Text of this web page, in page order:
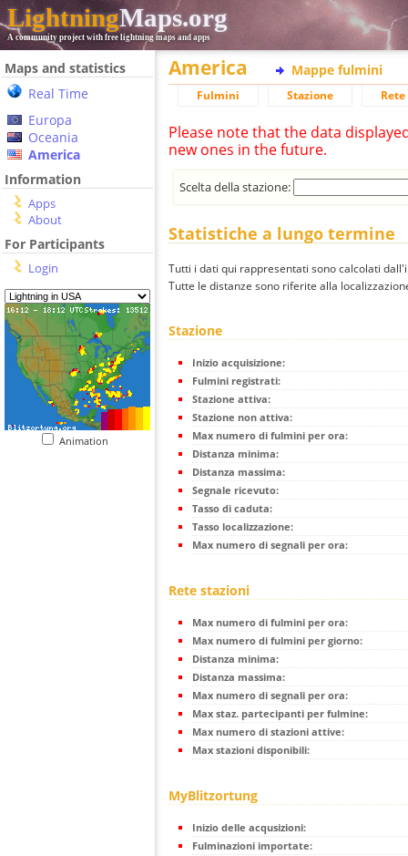
LightningMaps.org
A community project with free lightning maps and apps
Maps and statistics
Real Time
Europa
Oceania
America
Information
Apps
About
For Participants
Login
Animation
America Mappe fulmini
Fulmini Stazione
Please note that the data
new ones in the future.
Scelta della stazione:
Statistiche a lungo termine
Tutti i dati qui rappresentati sono calcolati
Tutte le distanze sono riferite alla
Stazione
Inizio acquisizione:
Fulmini registrati:
Stazione attiva:
Stazione non attiva:
Max numero di fulmini per ora:
Distanza minima:
Distanza massima:
Segnale ricevuto:
Tasso di caduta:
Tasso localizzazione:
Max numero di segnali per ora:
Rete stazioni
Max numero di fulmini per ora:
Max numero di fulmini per giorno:
Distanza minima:
Distanza massima:
Max numero di segnali per ora:
Max staz. partecipanti per fulmine:
Max numero di stazioni attive:
Max stazioni disponibili:
MyBlitzortung
Inizio delle acqusizioni:
Fulminazioni importate: